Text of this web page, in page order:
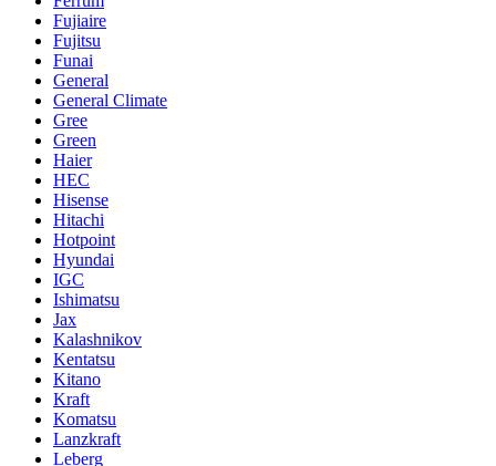
Fujiaire
Fujitsu
Funai
General
General Climate
Gree
Green
Haier
HEC
Hisense
Hitachi
Hotpoint
Hyundai
IGC
Ishimatsu
Jax
Kalashnikov
Kentatsu
Kitano
Kraft
Komatsu
Lanzkraft
Leberg